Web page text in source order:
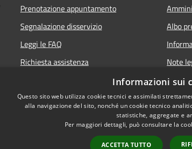
Prenotazione appuntamento
Segnalazione disservizio
Leggi le FAQ
Richiesta assistenza
Albo
Note
Informazioni sui
Questo sito web utilizza cookie tecnici e assimilati
alla navigazione del sito, nonché un cookie tecnico
statistiche, aggregate e
Per maggiori dettagli, può consultare la
ACCETTA TUTTO